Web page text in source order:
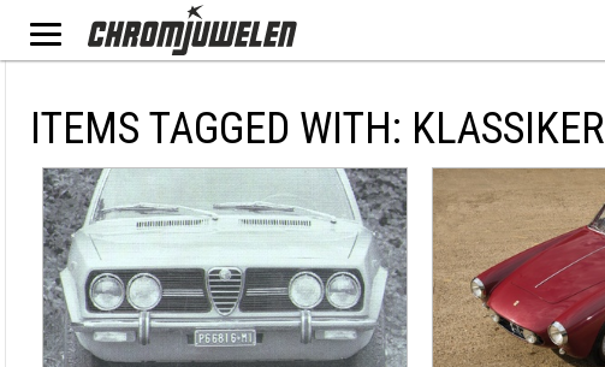
ITEMS TAGGED WITH: KLASSIKER